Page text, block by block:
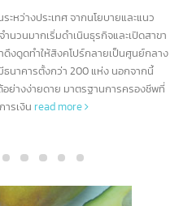
ร์ และอีกมากกว่า 100
ระหว่างประเทศ จากนโยบายและแนว
ำนวนมากเริ่มดำเนินธุรกิจและเปิดสา
าดึงดูดทำให้สิงคโปร์กลายเป็นศูนย์กล
การเงินread more